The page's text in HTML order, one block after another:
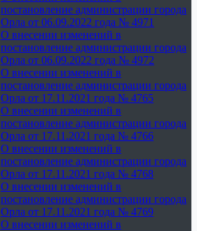
постановление администрации города
Орла от 06.09.2022 года № 4971
О внесении изменений в
постановление администрации города
Орла от 06.09.2022 года № 4972
О внесении изменений в
постановление администрации города
Орла от 17.11.2021 года № 4765
О внесении изменений в
постановление администрации города
Орла от 17.11.2021 года № 4766
О внесении изменений в
постановление администрации города
Орла от 17.11.2021 года № 4768
О внесении изменений в
постановление администрации города
Орла от 17.11.2021 года № 4769
О внесении изменений в